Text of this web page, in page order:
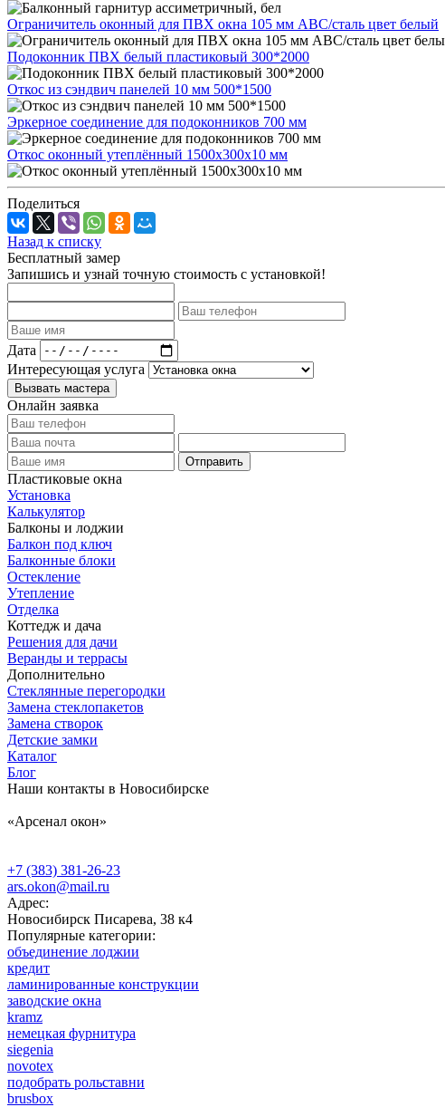
Ограничитель оконный для ПВХ окна 105 мм ABC/сталь цвет белый
Подоконник ПВХ белый пластиковый 300*2000
Откос из сэндвич панелей 10 мм 500*1500
Эркерное соединение для подоконников 700 мм
Откос оконный утеплённый 1500x300x10 мм
Поделиться
Назад к списку
Бесплатный замер
Запишись и узнай точную стоимость с установкой!
Дата
Интересующая услуга
Вызвать мастера
Онлайн заявка
Отправить
Пластиковые окна
Установка
Калькулятор
Балконы и лоджии
Балкон под ключ
Балконные блоки
Остекление
Утепление
Отделка
Коттедж и дача
Решения для дачи
Веранды и террасы
Дополнительно
Стеклянные перегородки
Замена стеклопакетов
Замена створок
Детские замки
Каталог
Блог
Наши контакты в Новосибирске
«Арсенал окон»
+7 (383) 381-26-23
ars.okon@mail.ru
Адрес:
Новосибирск Писарева, 38 к4
Популярные категории:
объединение лоджии
кредит
ламинированные конструкции
заводские окна
kramz
немецкая фурнитура
siegenia
novotex
подобрать рольставни
brusbox